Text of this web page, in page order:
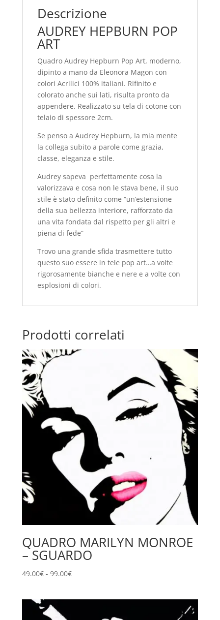
Descrizione
AUDREY HEPBURN POP
ART
Quadro Audrey Hepburn Pop Art, moderno,
dipinto a mano da Eleonora Magon con
colori Acrilici 100% italiani. Rifinito e
colorato anche sui lati, risulta pronto da
appendere. Realizzato su tela di cotone con
telaio di spessore 2cm.
Se penso a Audrey Hepburn, la mia mente
la collega subito a parole come grazia,
classe, eleganza e stile.
Audrey sapeva perfettamente cosa la
valorizzava e cosa non le stava bene, il suo
stile è stato definito come “un’estensione
della sua bellezza interiore, rafforzato da
una vita fondata dal rispetto per gli altri e
piena di fede”
Trovo una grande sfida trasmettere tutto
questo suo essere in tele pop art…a volte
rigorosamente bianche e nere e a volte con
esplosioni di colori.
Prodotti correlati
QUADRO MARILYN MONROE
– SGUARDO
49.00€ - 99.00€Fascia